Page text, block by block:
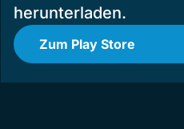
herunterladen.
Zum Play Store